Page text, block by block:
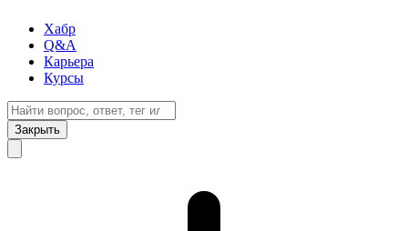
Хабр
Q&A
Карьера
Курсы
Закрыть